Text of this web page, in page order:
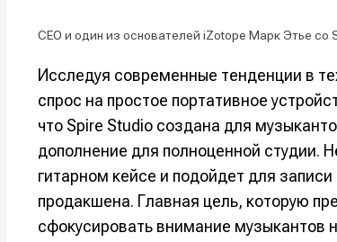
CEO и один из основателей iZotope Марк Этье со
Исследуя современные тенденции в
спрос на простое портативное
что Spire Studio создана для
дополнение для полноценной студии.
гитарном кейсе и подойдет для
продакшена. Главная цель, которую
сфокусировать внимание музыкантов